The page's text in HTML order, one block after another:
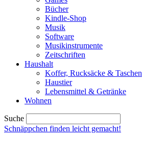
Bücher
Kindle-Shop
Musik
Software
Musikinstrumente
Zeitschriften
Haushalt
Koffer, Rucksäcke & Taschen
Haustier
Lebensmittel & Getränke
Wohnen
Suche
Schnäppchen finden leicht gemacht!